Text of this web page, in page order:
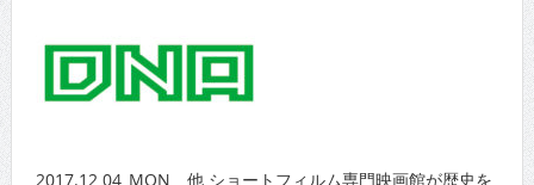
2017.12 04_MON 他 ショートフィルム専門映画館が歴史を